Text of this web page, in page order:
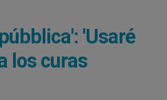
'Usaré
los curas